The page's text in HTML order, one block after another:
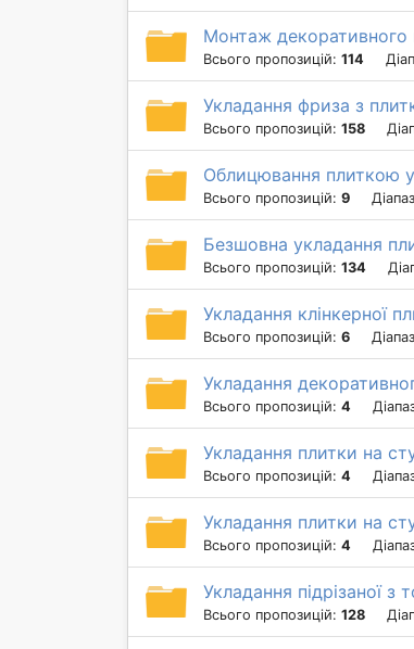
Монтаж декоративного
Всього пропозицій: 114
Укладання фриза з
Всього пропозицій: 158
Облицювання плиткою
Всього пропозицій: 9
Безшовна укладання
Всього пропозицій: 134
Укладання клінкерної
Всього пропозицій: 6
Укладання
Всього пропозицій: 4
Укладання плитки на
Всього пропозицій: 4
Укладання плитки на
Всього пропозицій: 4
Укладання підрізаної з
Всього пропозицій: 128